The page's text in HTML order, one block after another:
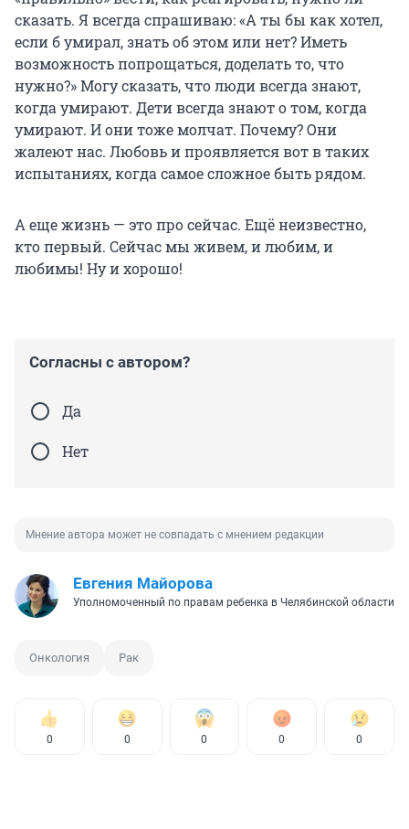
сказать. Я всегда спрашиваю: «А ты бы как хотел,
если б умирал, знать об этом или нет? Иметь
возможность попрощаться, доделать то, что
нужно?» Могу сказать, что люди всегда знают,
когда умирают. Дети всегда знают о том, когда
умирают. И они тоже молчат. Почему? Они
жалеют нас. Любовь и проявляется вот в таких
испытаниях, когда самое сложное быть рядом.
А еще жизнь — это про сейчас. Ещё неизвестно,
кто первый. Сейчас мы живем, и любим, и
любимы! Ну и хорошо!
Согласны с автором?
Да
Нет
Мнение автора может не совпадать с мнением редакции
Евгения Майорова
Уполномоченный по правам ребенка в Челябинской области
Онкология Рак
0 0 0 0 0